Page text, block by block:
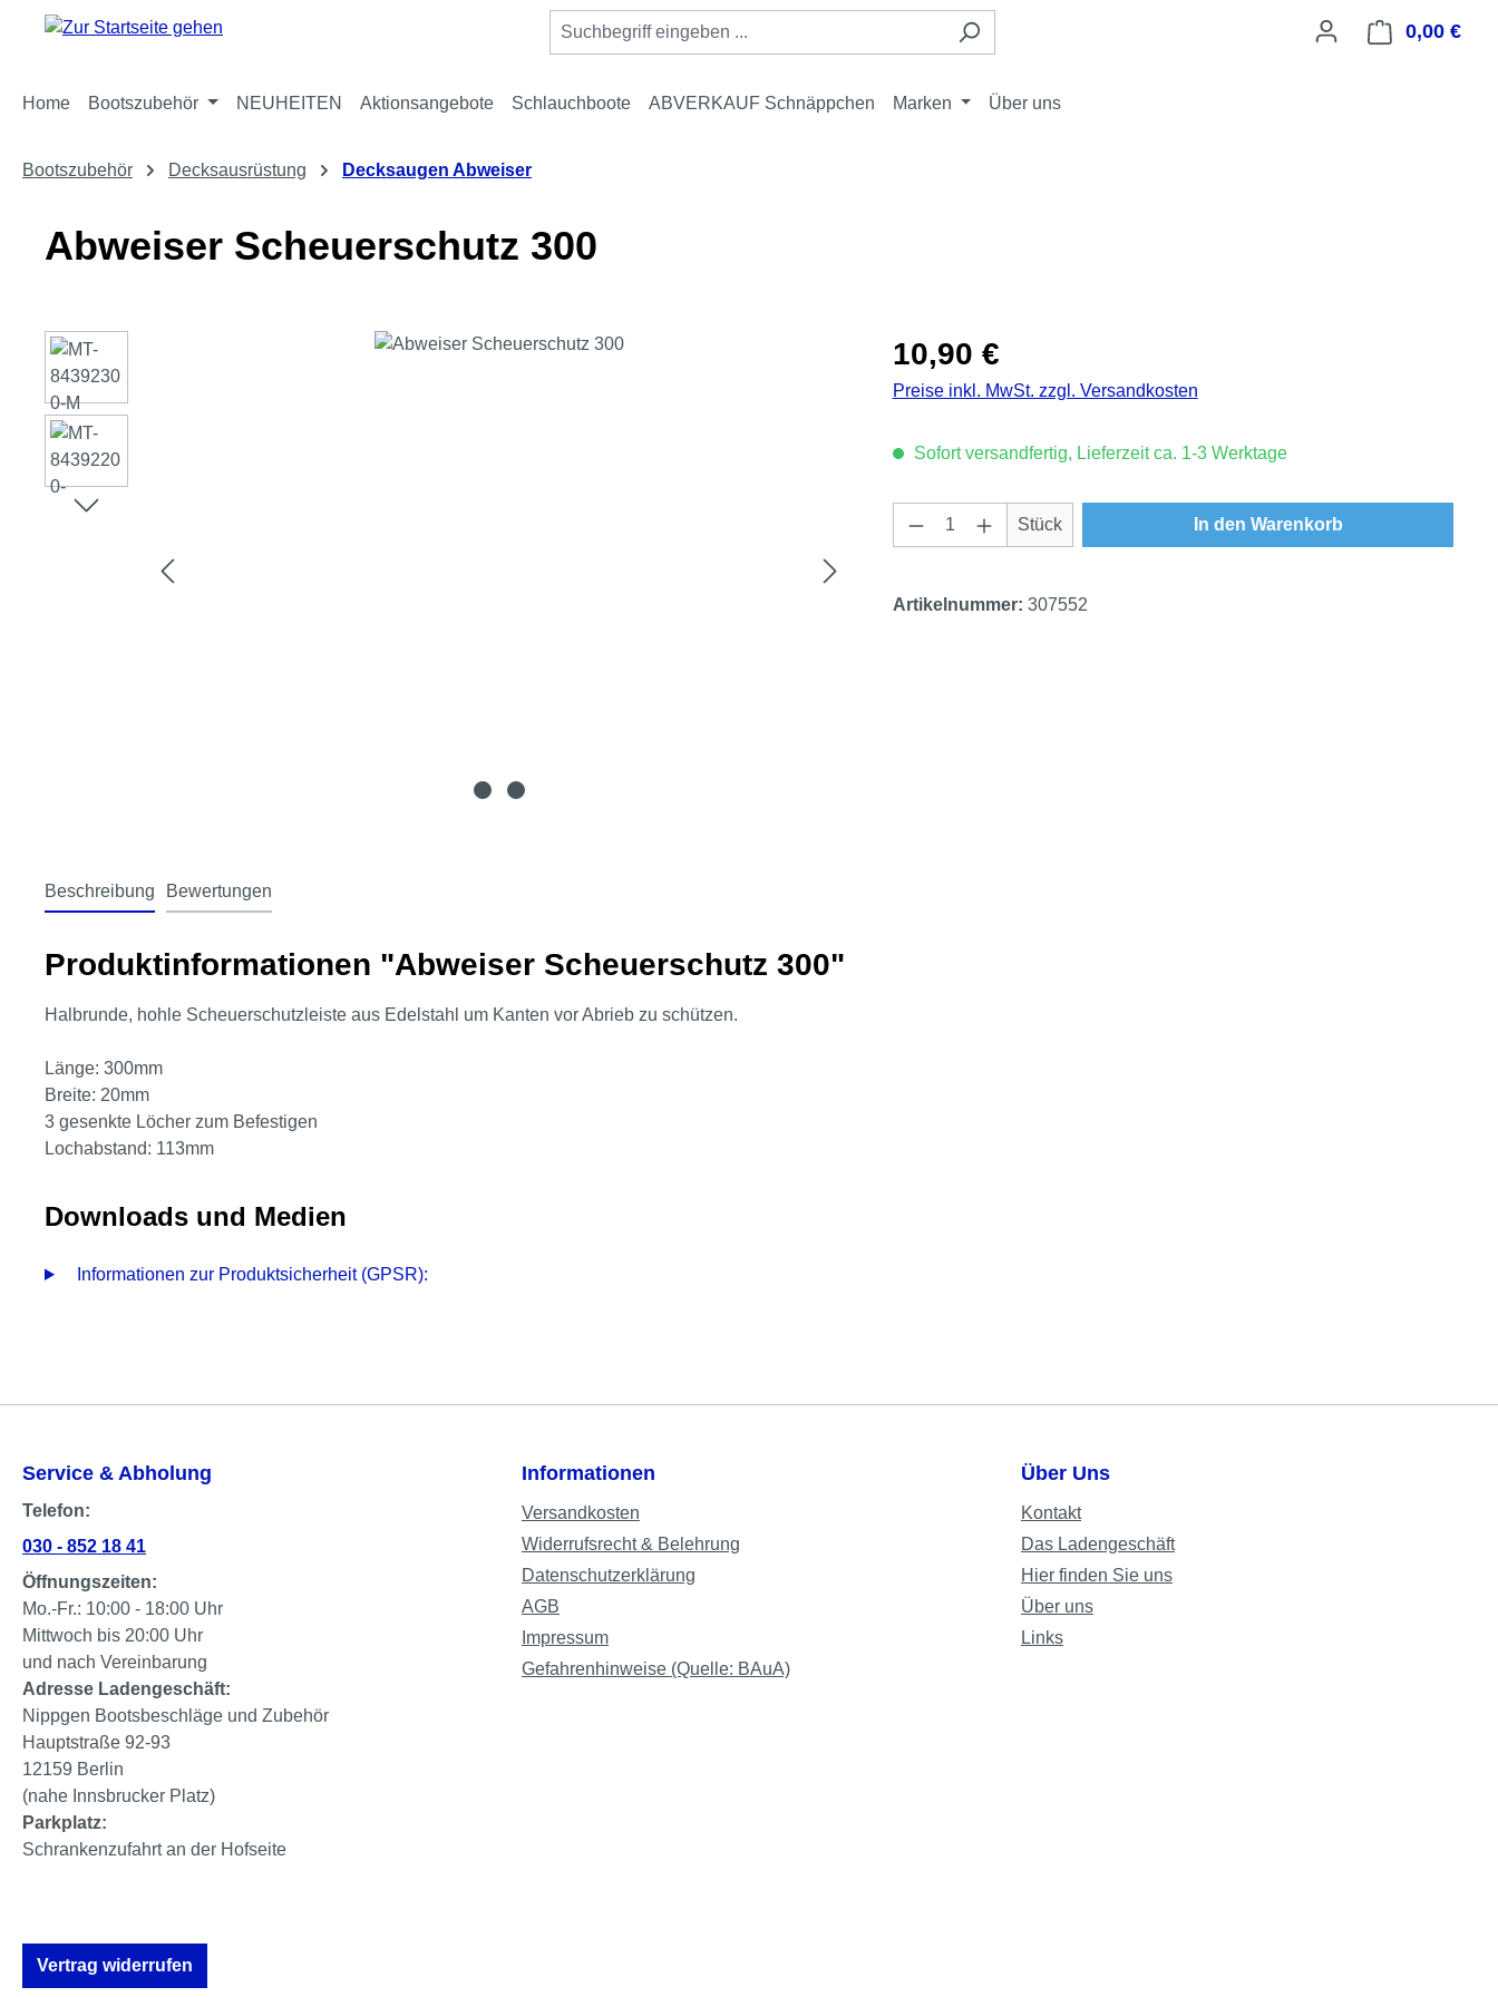
Hauptinhalt springen
Zur Suche springen
Zur Hauptnavigation springen 0,00 €
Home Bootszubehör NEUHEITEN Aktionsangebote Schlauchboote ABVERKAUF Schnäppchen Marken Über uns
Bootszubehör Decksausrüstung Decksaugen Abweiser
Abweiser Scheuerschutz 300
Bildergalerie überspringen Regulärer Preis:
10,90 €
Preise inkl. MwSt. zzgl. Versandkosten
Sofort versandfertig, Lieferzeit ca. 1-3 Werktage
Produkt Anzahl: Gib den gewünschten Wert ein
Stück In den Warenkorb
Artikelnummer: 307552
Beschreibung Bewertungen
Produktinformationen "Abweiser Scheuerschutz 300"
Halbrunde, hohle Scheuerschutzleiste aus Edelstahl um Kanten vor Abrieb zu schützen.
Länge: 300mm
Breite: 20mm
3 gesenkte Löcher zum Befestigen
Lochabstand: 113mm
Downloads und Medien
Informationen zur Produktsicherheit (GPSR):
Service & Abholung
Telefon:
030 - 852 18 41
Öffnungszeiten:
Mo.-Fr.: 10:00 - 18:00 Uhr
Mittwoch bis 20:00 Uhr
und nach Vereinbarung
Adresse Ladengeschäft:
Nippgen Bootsbeschläge und Zubehör
Hauptstraße 92-93
12159 Berlin
(nahe Innsbrucker Platz)
Parkplatz:
Schrankenzufahrt an der Hofseite
Vertrag widerrufen
Informationen
Versandkosten
Widerrufsrecht & Belehrung
Datenschutzerklärung
AGB
Impressum
Gefahrenhinweise (Quelle: BAuA)
Über Uns
Kontakt
Das Ladengeschäft
Hier finden Sie uns
Über uns
Links